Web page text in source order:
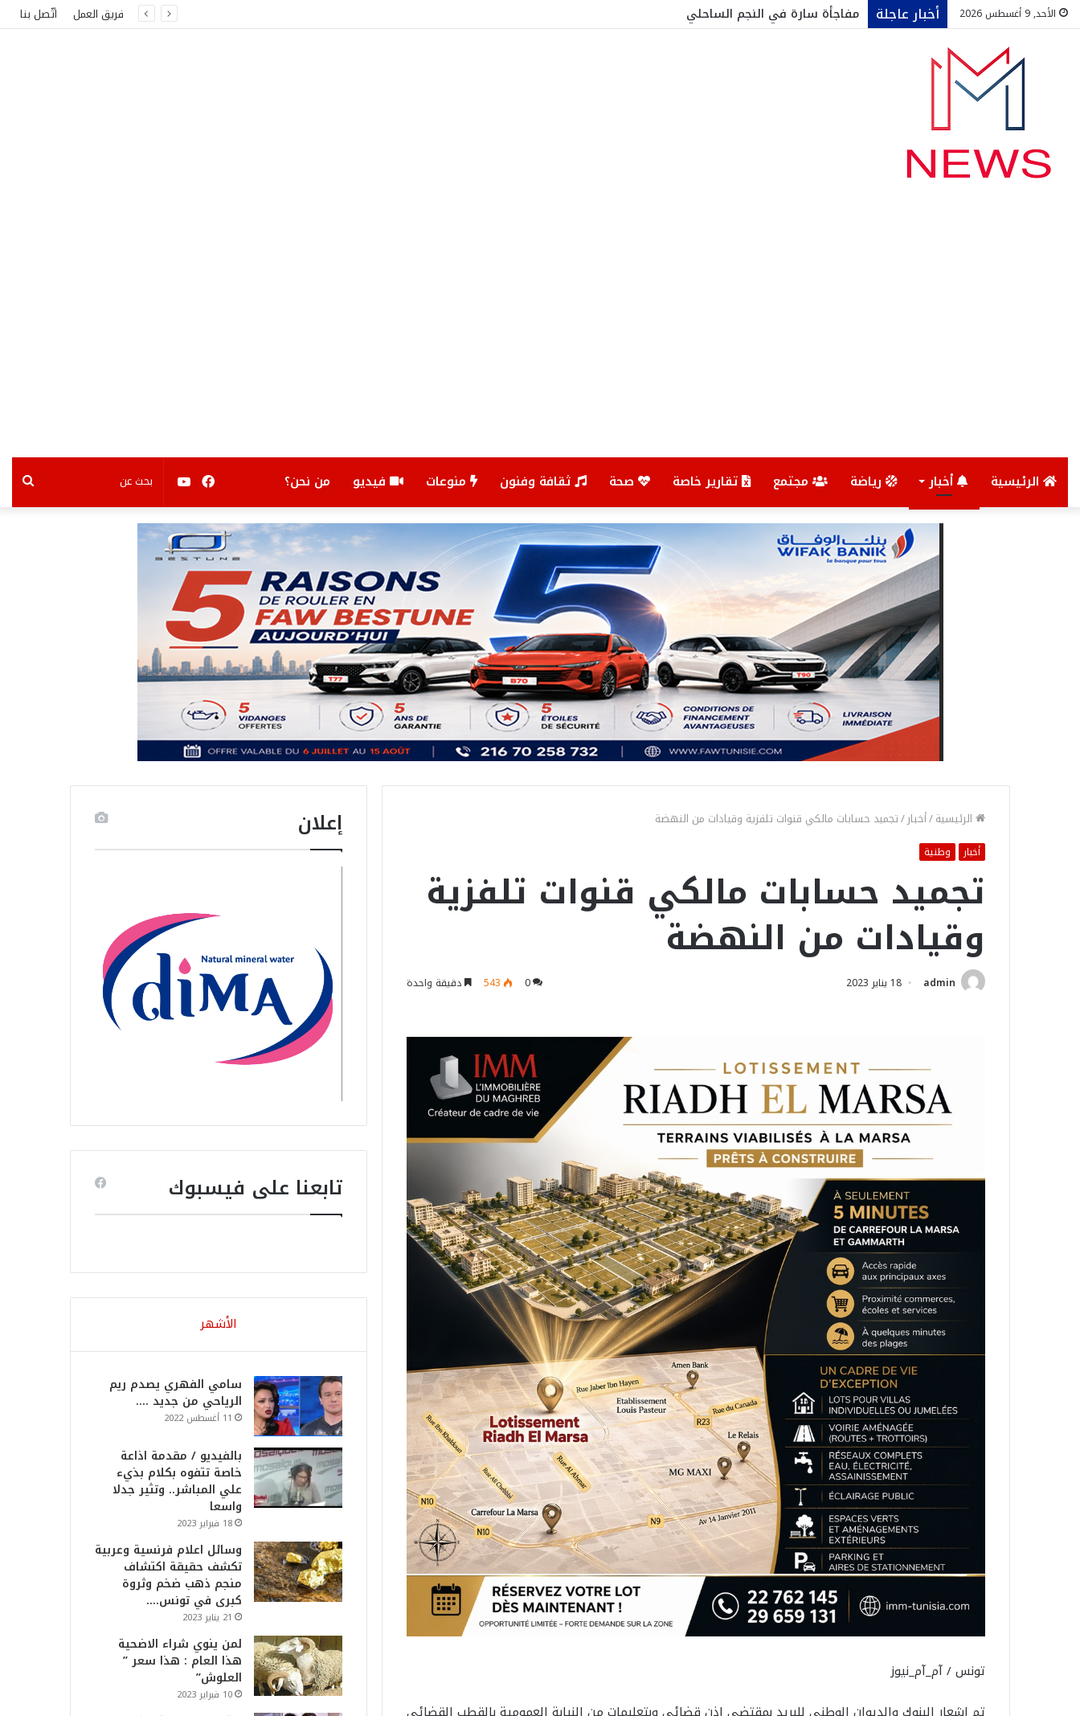
الأحد, 9 أغسطس 2026 أخبار عاجلة مفاجأة سارة في النجم الساحلي فريق العمل اتّصل بنا
الرئيسية أخبار رياضة مجتمع تقارير خاصة صحة ثقافة وفنون منوعات فيديو من نحن؟ بحث يوتيوبفيسبوك
الرئيسية/أخبار/تجميد حسابات مالكي قنوات تلفزية وقيادات من النهضة
أخبار وطنية
تجميد حسابات مالكي قنوات تلفزية
وقيادات من النهضة
admin 18 يناير 2023 0
543 دقيقة واحدة
تونس / آم_آم_نيوز
إعلان
تابعنا على فيسبوك
الأشهر
سامي الفهري يصدم ريم
الرياحي من جديد ….
11 أغسطس 2022
بالفيديو / مقدمة اذاعة
خاصة تتفوه بكلام بذيء
علي المباشر.. وتثير جدلا
واسعا
18 فبراير 2023
وسائل اعلام فرنسية وعربية
تكشف حقيقة اكتشاف
منجم ذهب ضخم وثروة
كبرى في تونس….
21 يناير 2023
لمن ينوي شراء الاضحية
هذا العام : هذا سعر ”
العلوش”
10 فبراير 2023